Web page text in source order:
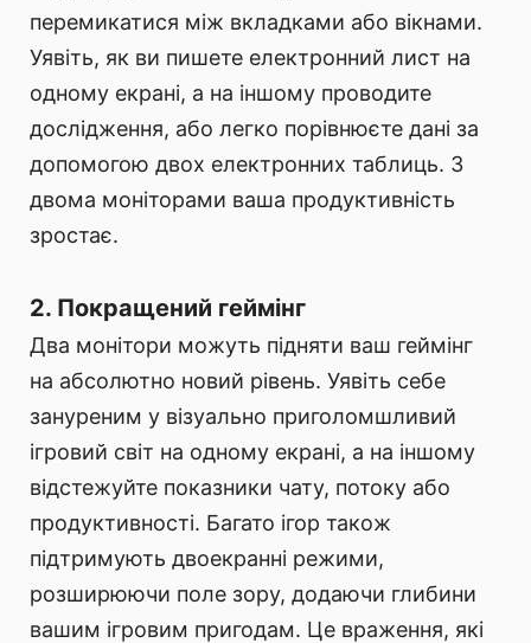
перемикатися між вкладками або вікнами.
Уявіть, як ви пишете електронний лист на
одному екрані, а на іншому проводите
дослідження, або легко порівнюєте дані за
допомогою двох електронних таблиць. З
двома моніторами ваша продуктивність
зростає.
2. Покращений геймінг
Два монітори можуть підняти ваш геймінг
на абсолютно новий рівень. Уявіть себе
зануреним у візуально приголомшливий
ігровий світ на одному екрані, а на іншому
відстежуйте показники чату, потоку або
продуктивності. Багато ігор також
підтримують двоекранні режими,
розширюючи поле зору, додаючи глибини
вашим ігровим пригодам. Це враження, які